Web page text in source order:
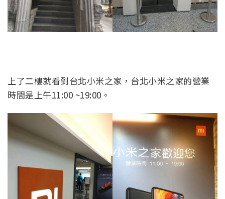
上了二樓就看到台北小米之家，台北小米之家的營業
時間是上午11:00 ~19:00。